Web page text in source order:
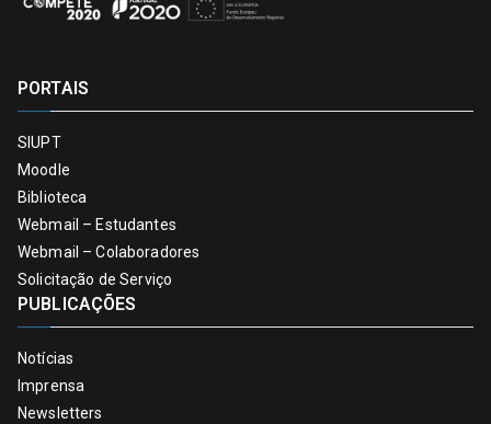
PORTAIS
SIUPT
Moodle
Biblioteca
Webmail – Estudantes
Webmail – Colaboradores
Solicitação de Serviço
PUBLICAÇÕES
Notícias
Imprensa
Newsletters